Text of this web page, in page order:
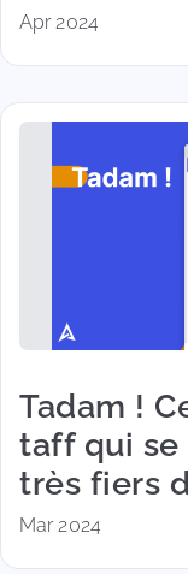
Apr 2024
Tadam !
taff qui se
très fiers
Mar 2024